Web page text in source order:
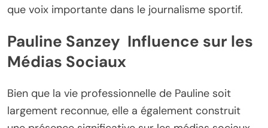
que voix importante dans le journalisme sportif.
Pauline Sanzey Influence sur les
Médias Sociaux
Bien que la vie professionnelle de Pauline soit
largement reconnue, elle a également construit